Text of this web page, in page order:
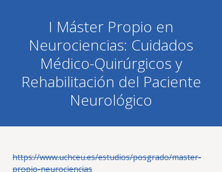
I Máster Propio en
Neurociencias: Cuidados
Médico-Quirúrgicos y
Rehabilitación del Paciente
Neurológico
https://www.uchceu.es/estudios/posgrado/master-
propio-neurociencias